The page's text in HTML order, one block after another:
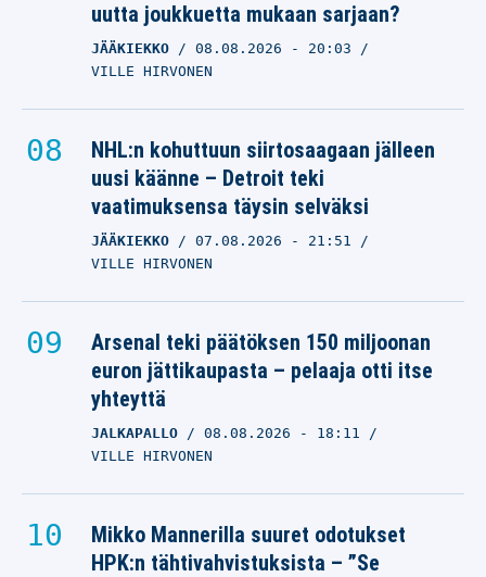
uutta joukkuetta mukaan sarjaan?
JÄÄKIEKKO 08.08.2026 - 20:03
VILLE HIRVONEN
NHL:n kohuttuun siirtosaagaan jälleen
uusi käänne – Detroit teki
vaatimuksensa täysin selväksi
JÄÄKIEKKO 07.08.2026 - 21:51
VILLE HIRVONEN
Arsenal teki päätöksen 150 miljoonan
euron jättikaupasta – pelaaja otti itse
yhteyttä
JALKAPALLO 08.08.2026 - 18:11
VILLE HIRVONEN
Mikko Mannerilla suuret odotukset
HPK:n tähtivahvistuksista – ”Se